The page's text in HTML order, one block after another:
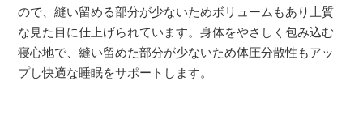
ので、縫い留める部分が少ないためボリュームもあり上質
な見た目に仕上げられています。身体をやさしく包み込む
寝心地で、縫い留めた部分が少ないため体圧分散性もアッ
プし快適な睡眠をサポートします。